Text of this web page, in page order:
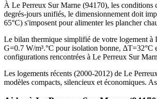
À Le Perreux Sur Marne (94170), les conditions
degrés-jours unifiés, le dimensionnement doit
65°C) s'imposent pour alimenter les plancher
Le bilan thermique simplifié de votre logement
G=0.7 W/m³.°C pour isolation bonne, ΔT=32°C
configurations rencontrées à Le Perreux Sur
Les logements récents (2000-2012) de Le
modèles compacts, silencieux et économiques.